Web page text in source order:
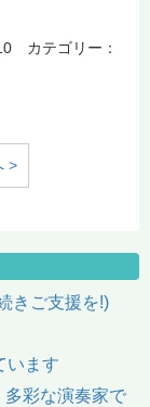
カテゴリー：
>
きご支援を!)
います
彩な演奏家で